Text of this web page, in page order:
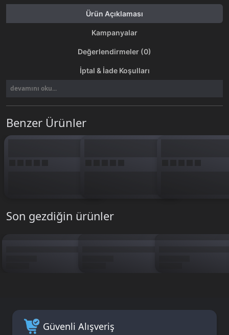
Ürün Açıklaması
Kampanyalar
Değerlendirmeler (0)
İptal & İade Koşulları
devamını oku...
Benzer Ürünler
Son gezdiğin ürünler
Güvenli Alışveriş